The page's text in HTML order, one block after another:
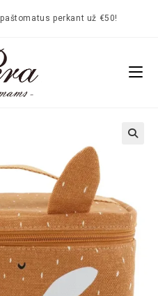
perkant už €50!